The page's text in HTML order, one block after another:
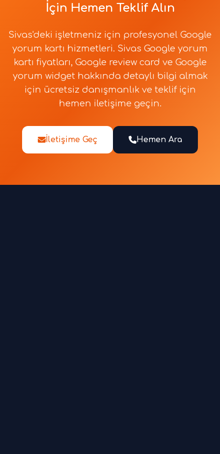
İçin Hemen Teklif Alın
Sivas'deki işletmeniz için profesyonel Google
yorum kartı hizmetleri. Sivas Google yorum
kartı fiyatları, Google review card ve Google
yorum widget hakkında detaylı bilgi almak
için ücretsiz danışmanlık ve teklif için
hemen iletişime geçin.
İletişime Geç Hemen Ara